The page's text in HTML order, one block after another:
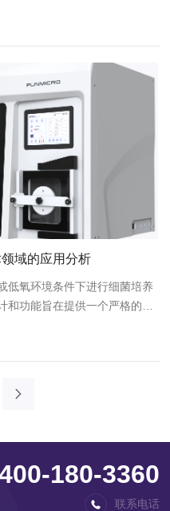
角色，因为它能够提供一种控
域的应用分析
低氧环境条件下进行细菌培养
和功能旨在提供一个严格的厌
条件，以满足科研和实验的需
180-3360
联系电话